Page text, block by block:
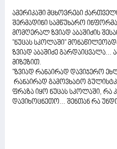
ამერიკაში მცხოვრები
შერმადინი სამწუხარო
მომღერალ ზვიად აბაშიძის
''ნუცას სკოლაში''
ზვიად აბაშიძე გარდაიცვალა...
მიზეზით.
''ზვიად რანაირად დავიჯერო
რანაირად გამოვხატო
ფრაზა იყო ნუცას სკოლაში, რა
დავიხოცნეთო... შენთან რა